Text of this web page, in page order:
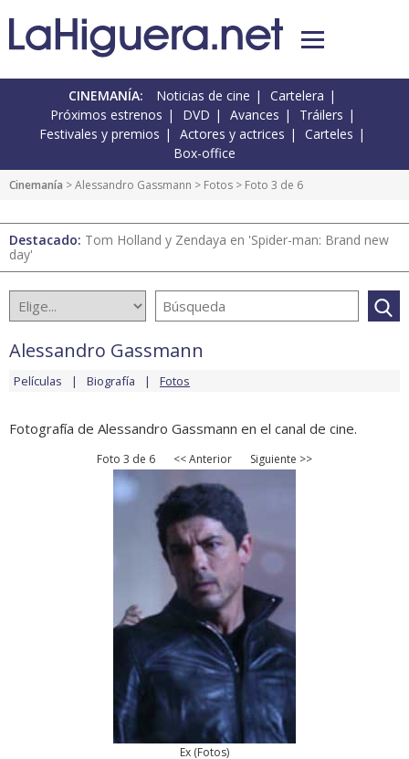
CINEMANÍA: Noticias de cine
Cartelera
Próximos estrenos
DVD Avances
Tráilers
Festivales y premios
Actores y actrices
Carteles
Box-office
Cinemanía >Alessandro Gassmann > Fotos > Foto 3 de 6
Destacado: Tom Holland y Zendaya en 'Spider-man: Brand new
day'
Alessandro Gassmann
Películas Biografía Fotos
Fotografía de Alessandro Gassmann en el canal de cine.
Foto 3 de 6 << Anterior Siguiente >>
Ex (Fotos)